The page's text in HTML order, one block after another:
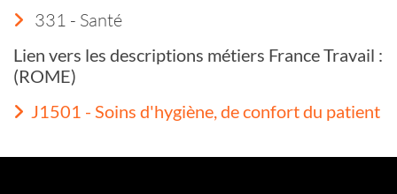
331 - Santé
Lien vers les descriptions métiers France Travail :
(ROME)
J1501 - Soins d'hygiène, de confort du patient